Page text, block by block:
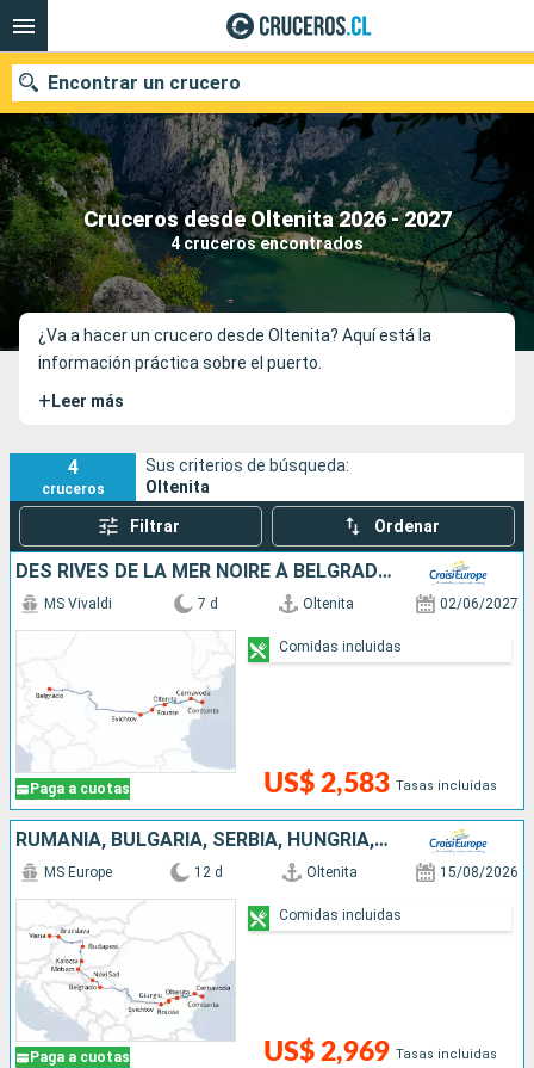
Cruceros desde Oltenita 2026 - 2027
4 cruceros encontrados
Encontrar un crucero
Nuestros destinos
Fecha de salida
Puertos Compañías
¿Va a hacer un crucero desde Oltenita? Aquí está la
información práctica sobre el puerto.
+ Leer más
4
cruceros
Sus criterios de búsqueda:
Oltenita
Filtrar Ordenar
DES RIVES DE LA MER NOIRE À BELGRADE - CROISIÈRE AU C½UR DE L'ÂME DES BALKANS (PORT-PORT)
Paga a cuotas
MS Vivaldi 7 d Oltenita 02/06/2027
US$ 2,583 Tasas incluidas
Comidas incluidas
RUMANIA, BULGARIA, SERBIA, HUNGRÍA, ESLOVAQUIA, AUSTRIA
Paga a cuotas
MS Europe 12 d Oltenita 15/08/2026
US$ 2,969 Tasas incluidas
Comidas incluidas